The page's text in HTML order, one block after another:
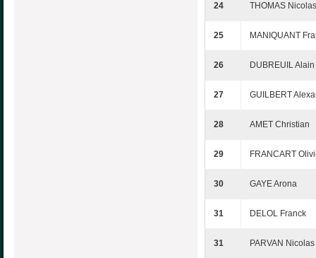
24 THOMAS Nicolas
25 MANIQUANT
26 DUBREUIL Alain
27 GUILBERT
28 AMET Christian
29 FRANCART
30 GAYE Arona
31 DELOL Franck
31 PARVAN Nicolas